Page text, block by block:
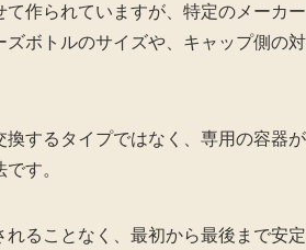
作られていますが、特定のメーカ
ボトルのサイズや、キャップ側の
するタイプではなく、専用の容器
す。
ることなく、最初から最後まで安